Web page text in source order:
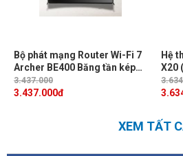
Bộ phát mạng Router Wi-Fi 7
Archer BE400 Băng tần kép
BE6500, Độ truyền cao, Độ
bao phủ tối đa.
3.437.000
3.437.000đ
Hệ
X20
Kết
XEM TẤT